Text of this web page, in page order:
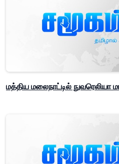
மத்திய மலைநாட்டில்